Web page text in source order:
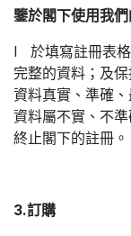
鑒於閣下使用我
l 於填寫註冊表格
完整的資料；及
資料真實、準確
資料屬不實、不
終止閣下的註冊。
3.訂購